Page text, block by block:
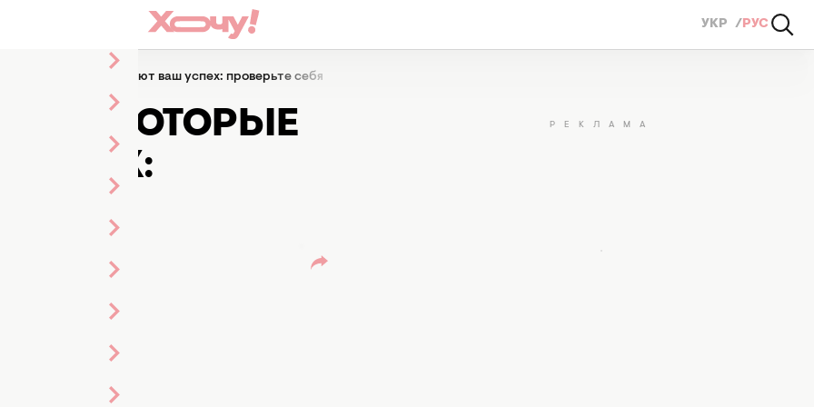
УКР РУС
которые тихо воруют ваш успех: проверьте себя
КОТОРЫЕ